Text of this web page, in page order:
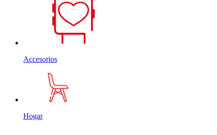
Accesorios
Hogar